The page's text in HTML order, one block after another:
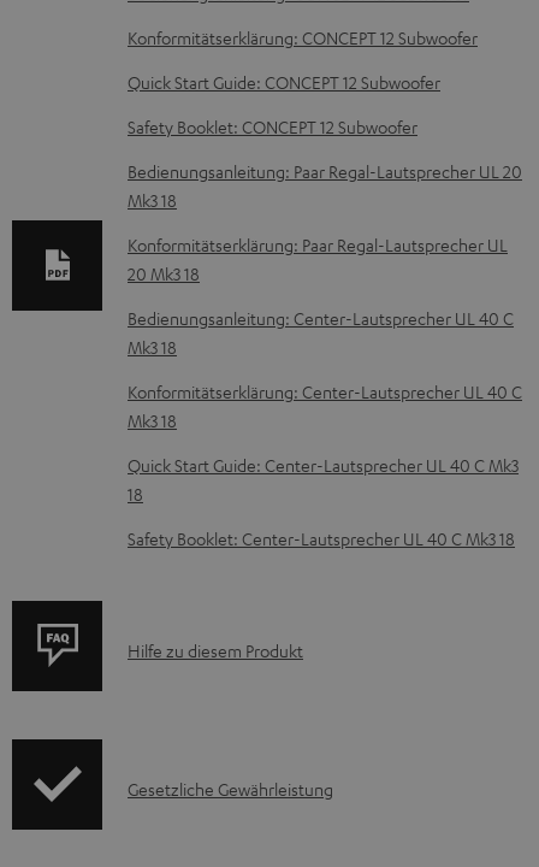
o
u
m
e
n
t
e
z
u
m
H
e
r
u
e
d
Konformitätserklärung: CONCEPT 12 Subwoofer
Quick Start Guide: CONCEPT 12 Subwoofer
Safety Booklet: CONCEPT 12 Subwoofer
Bedienungsanleitung: Paar Regal-Lautsprecher UL 20
Mk3 18
Konformitätserklärung: Paar Regal-Lautsprecher UL
20 Mk3 18
Bedienungsanleitung: Center-Lautsprecher UL 40 C
Mk3 18
Konformitätserklärung: Center-Lautsprecher UL 40 C
Mk3 18
Quick Start Guide: Center-Lautsprecher UL 40 C Mk3
18
Safety Booklet: Center-Lautsprecher UL 40 C Mk3 18
P
u
Hilfe zu diesem Produkt
IGesetzliche Gewährleistung